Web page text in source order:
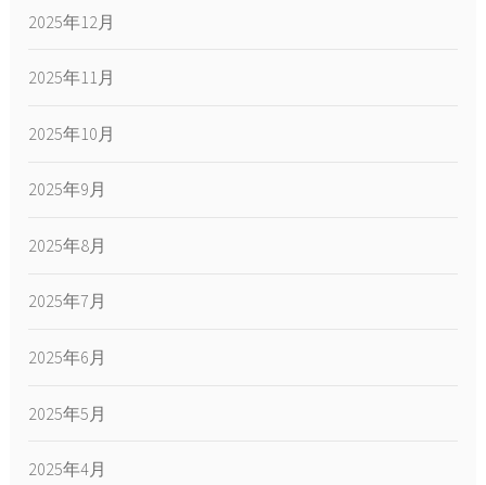
2025年12月
2025年11月
2025年10月
2025年9月
2025年8月
2025年7月
2025年6月
2025年5月
2025年4月